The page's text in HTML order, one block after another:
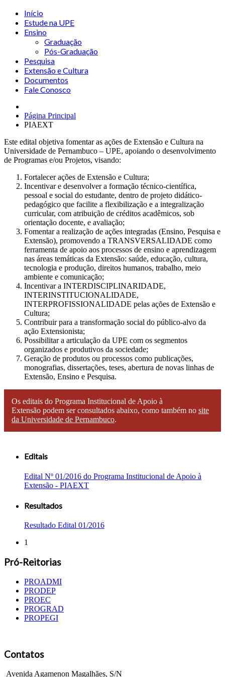
Início
Estude na UPE
Ensino
Graduação
Pós-Graduação
Pesquisa
Extensão e Cultura
Documentos
Fale Conosco
Página Principal
PIAEXT
Este edital objetiva fomentar as ações de Extensão e Cultura na
Universidade de Pernambuco – UPE, apoiando o desenvolvimento
de Programas e/ou Projetos, visando:
Fortalecer ações de Extensão e Cultura;
Incentivar e desenvolver a formação técnico‐científica,
pessoal e social do estudante, dentro de projeto didático‐
pedagógico que facilite a flexibilização e a integralização
curricular, com atribuição de créditos acadêmicos, sob
orientação docente, e avaliação;
Fomentar a realização de ações integradas (Ensino, Pesquisa e
Extensão), promovendo a TRANSVERSALIDADE como
ferramenta de apoio aos processos de ensino e aprendizagem
nas áreas temáticas da Extensão: saúde, educação, cultura,
tecnologia e produção, direitos humanos, trabalho, meio
ambiente e comunicação;
Incentivar a INTERDISCIPLINARIDADE,
INTERINSTITUCIONALIDADE,
INTERPROFISSIONALIDADE pelas ações de Extensão e
Cultura;
Contribuir para a transformação social do público‐alvo da
ação Extensionista;
Possibilitar a articulação da UPE com os segmentos
organizados e produtivos da sociedade;
Geração de produtos ou processos como publicações,
monografias, dissertações, teses, abertura de novas linhas de
Extensão, Ensino e Pesquisa.
Os editais do Programa Institucional de Apoio à
Extensão podem ser consultados abaixo, como também no site
da Universidade de Pernambuco.
Editais
Edital Nº 01/2016 do Programa Institucional de Apoio à
Extensão - PIAEXT
Resultados
Resultado Edital 01/2016
1
Pró-Reitorias
PROADMI
PRODEP
PROEC
PROGRAD
PROPEGI
Contatos
Avenida Agamenon Magalhães, S/N